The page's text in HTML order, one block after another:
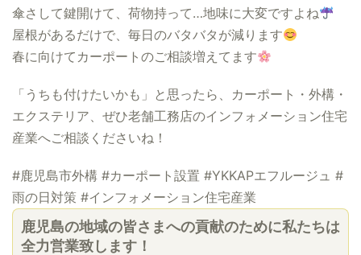
傘さして鍵開けて、荷物持って…地味に大変ですよね
屋根があるだけで、毎日のバタバタが減ります
春に向けてカーポートのご相談増えてます
「うちも付けたいかも」と思ったら、カーポート・外構・
エクステリア、ぜひ老舗工務店のインフォメーション住宅
産業へご相談くださいね！
#鹿児島市外構 #カーポート設置 #YKKAPエフルージュ #
雨の日対策 #インフォメーション住宅産業
鹿児島の地域の皆さまへの貢献のために私たちは
全力営業致します！